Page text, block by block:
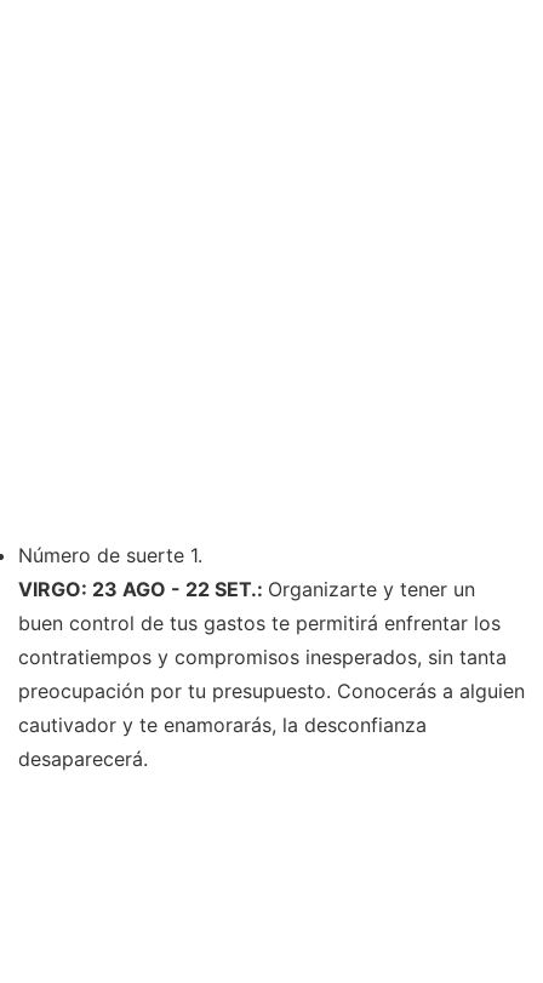
Número de suerte 1.
VIRGO: 23 AGO - 22 SET.: Organizarte y tener un
buen control de tus gastos te permitirá enfrentar los
contratiempos y compromisos inesperados, sin tanta
preocupación por tu presupuesto. Conocerás a alguien
cautivador y te enamorarás, la desconfianza
desaparecerá.